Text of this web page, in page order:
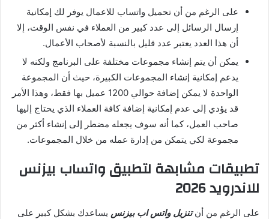
على الرغم من أن تحميل واتساب للاعمال يوفر لك إمكانية
إرسال الرسائل إلى عدد كبير من العملاء في نفس الوقت، إلا
أن هذا العدد يعتبر عدد قليل بالنسبة لأصحاب الأعمال.
يمكن أن يتم إنشاء مجموعات مختلفة على البرنامج ولكنه لا
يدعم إمكانية إنشاء المجموعات الكبيرة، حيث أن المجموعة
الواحدة لا يمكن إضافة حوالي 1200 عميل بها فقط، وهذا الأمر
قد يؤدي إلى عدم إمكانية إضافة كافة العملاء الذي يحتاج إليها
صاحب العمل، كما أنه سوف يجعله مضطر إلى إنشاء أكثر من
مجموعة لكي يتمكن من إدارة عمله من خلال المجموعات.
تطبيقات مشابهة لتطبيق واتساب بيزنس
للاندرويد 2026
على الرغم من أنتنزيل واتس اب بيزنس يساعدك بشكل كبير على